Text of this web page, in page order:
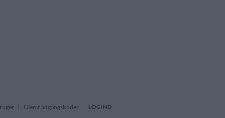
Glemt adgangskoder LOGIND